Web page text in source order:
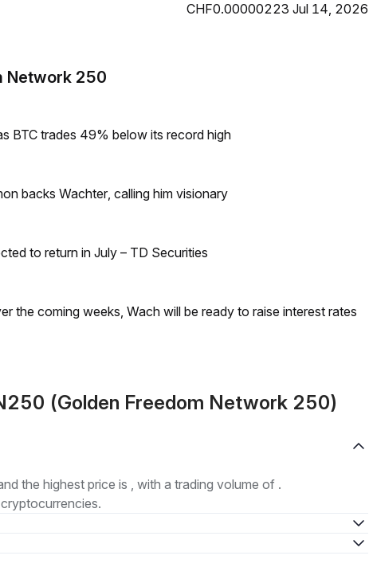
CHF0.00000223 Jul 14, 2026
Network 250
BTC trades 49% below its record high
backs Wachter, calling him visionary
to return in July – TD Securities
the coming weeks, Wach will be ready to raise interest rates
(Golden Freedom Network 250)
the highest price is , with a trading volume of .